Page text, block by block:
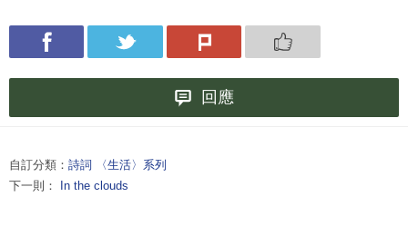
回應
自訂分類： 詩詞 〈生活〉系列
下一則：
In the clouds